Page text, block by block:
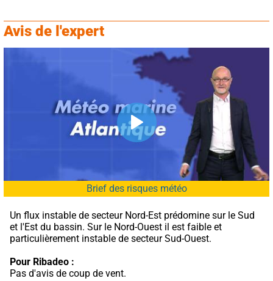
Avis de l'expert
Brief des risques météo
Un flux instable de secteur Nord-Est prédomine sur le Sud
et l'Est du bassin. Sur le Nord-Ouest il est faible et
particulièrement instable de secteur Sud-Ouest.
Pour Ribadeo :
Pas d'avis de coup de vent.